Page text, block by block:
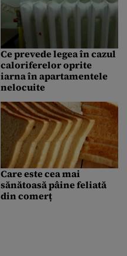
Ce prevede legea în cazul
caloriferelor oprite
iarna în apartamentele
nelocuite
Care este cea mai
sănătoasă pâine feliată
din comerț